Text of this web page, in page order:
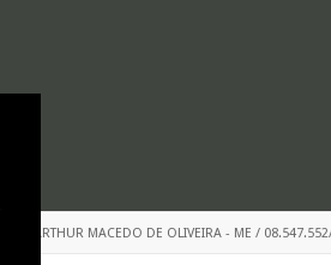
ARTHUR MACEDO DE OLIVEIRA - ME /